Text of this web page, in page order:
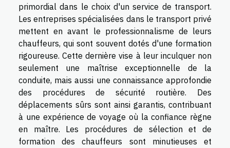
primordial dans le choix d'un service de transport.
Les entreprises spécialisées dans le transport privé
mettent en avant le professionnalisme de leurs
chauffeurs, qui sont souvent dotés d'une formation
rigoureuse. Cette dernière vise à leur inculquer non
seulement une maîtrise exceptionnelle de la
conduite, mais aussi une connaissance approfondie
des procédures de sécurité routière. Des
déplacements sûrs sont ainsi garantis, contribuant
à une expérience de voyage où la confiance règne
en maître. Les procédures de sélection et de
formation des chauffeurs sont minutieuses et